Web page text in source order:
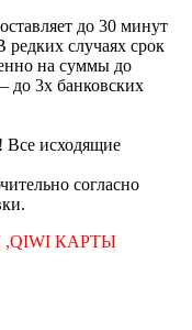
до 30 минут
редких случаях срок
на суммы до
3х банковских
Все исходящие
согласно
КАРТЫ